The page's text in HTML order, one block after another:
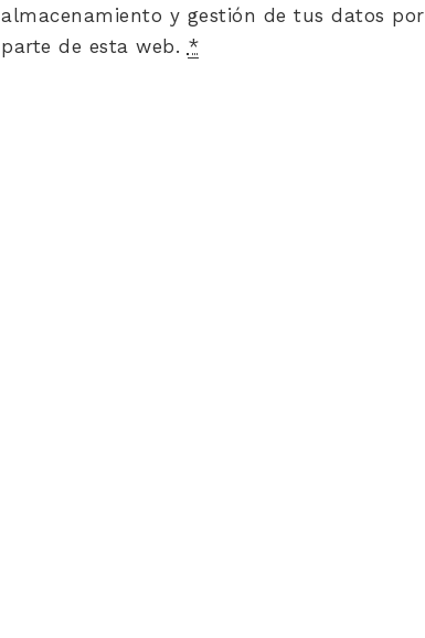
almacenamiento y gestión de tus datos por
parte de esta web. *